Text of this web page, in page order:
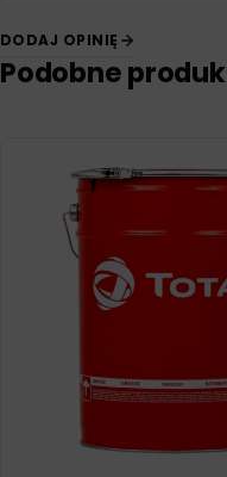
DODAJ OPINIĘ
Podobne